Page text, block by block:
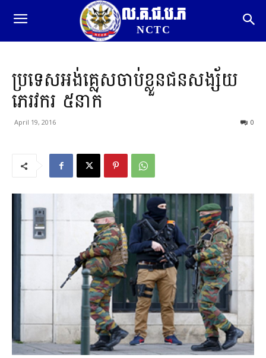
ល.គ.ជ.ប.ភ
NCTC
ប្រទេសអង់គ្លេសចាប់ខ្លួនជនសង្ស័យ
ភេរវករ ៥នាក់
April 19, 2016 0